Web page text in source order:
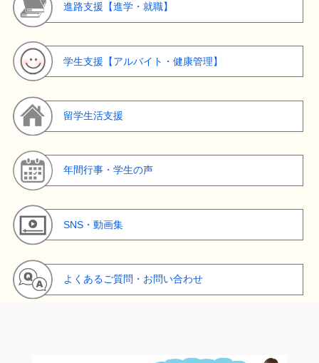
進路支援【進学・就職】
学生支援【アルバイト・健康管理】
留学生活支援
年間行事・学生の声
SNS・動画集
よくあるご質問・お問い合わせ